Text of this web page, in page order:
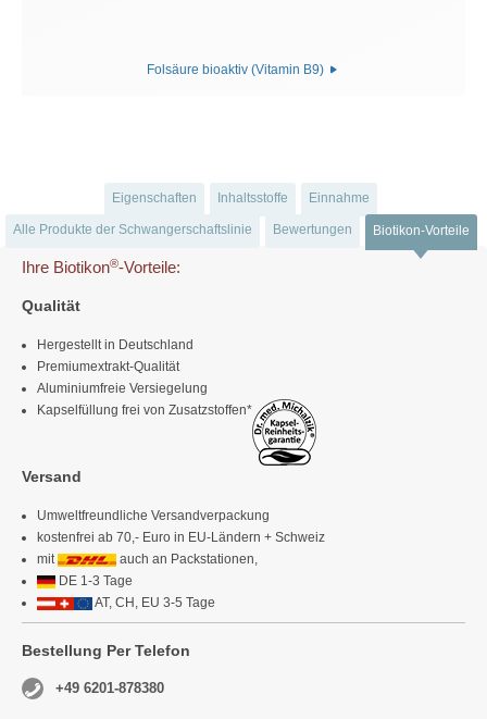
Folsäure bioaktiv (Vitamin B9)
Eigenschaften Inhaltsstoffe Einnahme
Alle Produkte der Schwangerschaftslinie Bewertungen Biotikon-Vorteile
Ihre Biotikon®-Vorteile:
Qualität
Hergestellt in Deutschland
Premiumextrakt-Qualität
Aluminiumfreie Versiegelung
Kapselfüllung frei von Zusatzstoffen*
Versand
Umweltfreundliche Versandverpackung
kostenfrei ab 70,- Euro in EU-Ländern + Schweiz
mit
auch an Packstationen,
DE 1-3 Tage
AT, CH, EU 3-5 Tage
Bestellung Per Telefon
+49 6201-878380